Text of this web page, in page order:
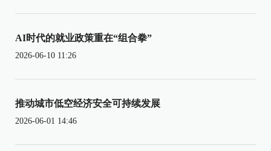
AI时代的就业政策重在“组合拳”
2026-06-10 11:26
推动城市低空经济安全可持续发展
2026-06-01 14:46